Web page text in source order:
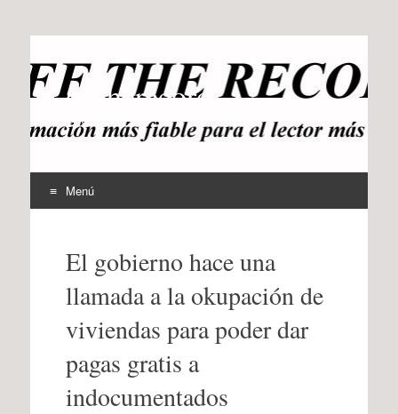
offtherecord
OTR
Menú
contenidoEl gobierno hace una
llamada a la okupación de
viviendas para poder dar
pagas gratis a
indocumentados